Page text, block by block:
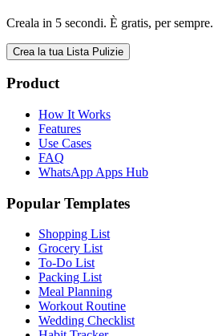
Creala in 5 secondi. È gratis, per sempre.
Crea la tua Lista Pulizie
Product
How It Works
Features
Use Cases
FAQ
WhatsApp Apps Hub
Popular Templates
Shopping List
Grocery List
To-Do List
Packing List
Meal Planning
Workout Routine
Wedding Checklist